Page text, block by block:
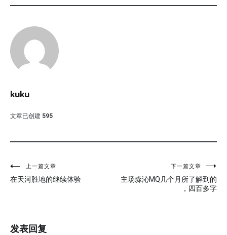
kuku
文章已创建 595
文
章
航
上一篇文章
在天河胜地的继续体验
下一篇文章
主场淼沁MQ几个月所了解到的
，四百多字
发表回复